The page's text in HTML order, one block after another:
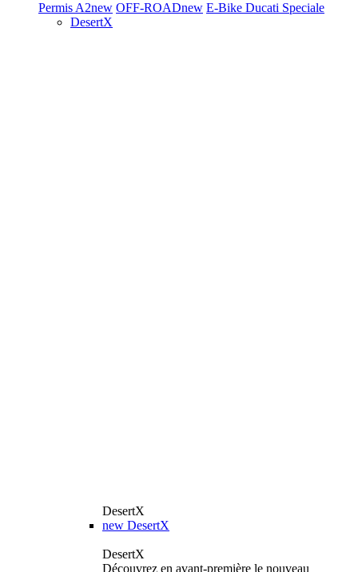
Permis A2new OFF-ROADnew E-Bike Ducati Speciale
DesertX
DesertX
new DesertX
DesertX
Découvrez en avant-première le nouveau